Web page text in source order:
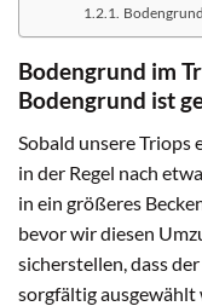
Bodengrund im
Bodengrund ist
Sobald unsere
in der Regel nach
in ein größeres
bevor wir diesen
sicherstellen, dass
sorgfältig ausgewählt